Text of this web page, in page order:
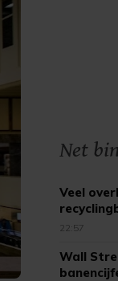
Net
Veel
22:57
Wall